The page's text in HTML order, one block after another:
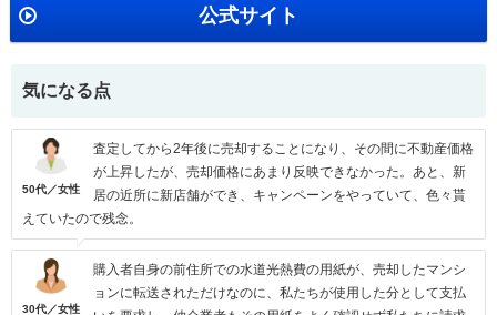
公式サイト
気になる点
50代／女性
査定してから2年後に売却することになり、その間に不動産価格
が上昇したが、売却価格にあまり反映できなかった。あと、新
居の近所に新店舗ができ、キャンペーンをやっていて、色々貰
えていたので残念。
30代／女性
購入者自身の前住所での水道光熱費の用紙が、売却したマンシ
ョンに転送されただけなのに、私たちが使用した分として支払